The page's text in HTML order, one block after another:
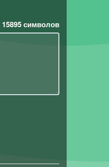
15895символов